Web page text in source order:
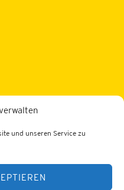
und unseren Service zu